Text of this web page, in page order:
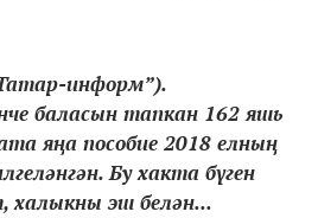
информ”).
баласын тапкан 162 яшь
яңа пособие 2018 елның
Бу хакта бүген
халыкны эш белән...